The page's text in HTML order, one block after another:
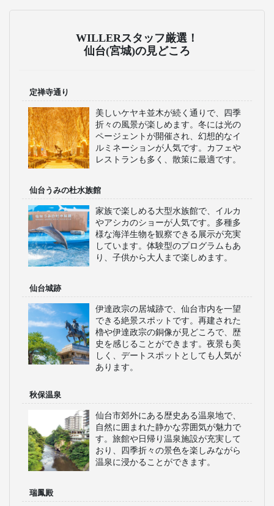
WILLERスタッフ厳選！
仙台(宮城)の見どころ
定禅寺通り
美しいケヤキ並木が続く通りで、四季
折々の風景が楽しめます。冬には光の
ページェントが開催され、幻想的なイ
ルミネーションが人気です。カフェや
レストランも多く、散策に最適です。
仙台うみの杜水族館
家族で楽しめる大型水族館で、イルカ
やアシカのショーが人気です。多種多
様な海洋生物を観察できる展示が充実
しています。体験型のプログラムもあ
り、子供から大人まで楽しめます。
仙台城跡
伊達政宗の居城跡で、仙台市内を一望
できる絶景スポットです。再建された
櫓や伊達政宗の銅像が見どころで、歴
史を感じることができます。夜景も美
しく、デートスポットとしても人気が
あります。
秋保温泉
仙台市郊外にある歴史ある温泉地で、
自然に囲まれた静かな雰囲気が魅力で
す。旅館や日帰り温泉施設が充実して
おり、四季折々の景色を楽しみながら
温泉に浸かることができます。
瑞鳳殿